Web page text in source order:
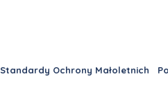
Standardy Ochrony Małoletnich